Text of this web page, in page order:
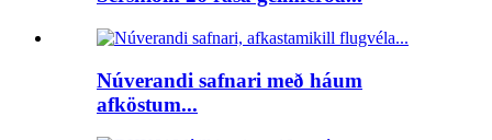
Núverandi safnari með háum
afköstum...